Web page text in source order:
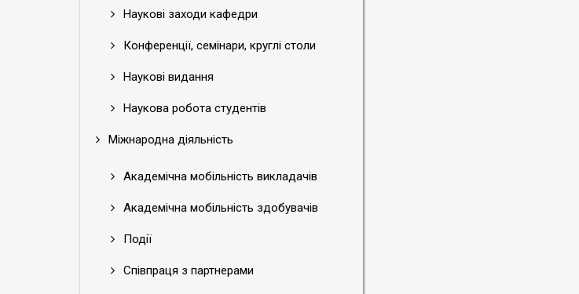
Наукові заходи кафедри
Конференції, семінари, круглі столи
Наукові видання
Наукова робота студентів
Міжнародна діяльність
Академічна мобільність викладачів
Академічна мобільність здобувачів
Події
Співпраця з партнерами